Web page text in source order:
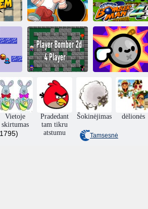
Žmogus
bombonešis
„Super
Bomberman 4“
Žaidėjas
„Bomber 2d 4“
žaidėjas
Bakstelėkite
bakstelėkite
Vietoje
skirtumas
Pradedant
tam tikru
atstumu
Šokinėjimas dėlionės
Tamsesnė